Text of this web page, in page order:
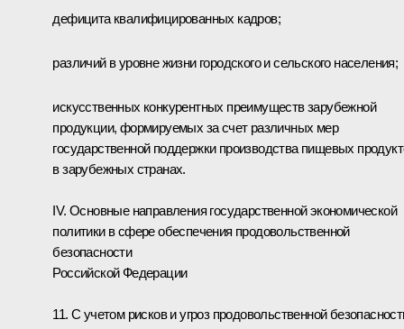
дефицита квалифицированных кадров;
различий в уровне жизни городского и сельского населения;
искусственных конкурентных преимуществ зарубежной
продукции, формируемых за счет различных мер
государственной поддержки производства пищевых
в зарубежных странах.
IV. Основные направления государственной экономической
политики в сфере обеспечения продовольственной
безопасности
Российской Федерации
11. С учетом рисков и угроз продовольственной